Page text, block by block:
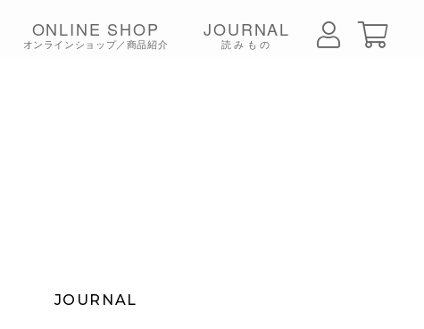
ONLINE SHOP
オンラインショップ／商品紹介
JOURNAL
読みもの
JOURNAL